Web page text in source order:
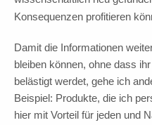
Konsequenzen profitieren
Damit die Informationen
bleiben können, ohne dass
belästigt werdet, gehe ich
Beispiel: Produkte, die ich
hier mit Vorteil für jeden und